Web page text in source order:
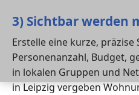
3) Sichtbar werden
Erstelle eine kurze, präzise
Personenanzahl, Budget,
in lokalen Gruppen und
in Leipzig vergeben